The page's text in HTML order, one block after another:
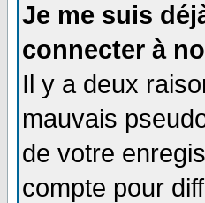
Je me suis
connecter à
Il y a deux
mauvais
de votre
compte pour